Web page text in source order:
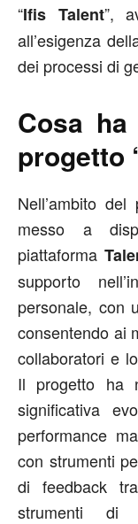
“Ifis Talent”,
all’esigenza
dei processi di
Cosa
progetto
Nell’ambito del
messo a
piattaforma
supporto
personale, con
consentendo ai
collaboratori e
Il progetto ha
significativa
performance
con strumenti
di feedback
strumenti di